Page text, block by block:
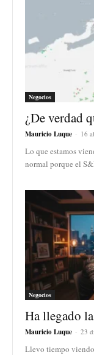
Negocios
¿De verdad
Mauricio Luque - 16
Lo que estamos
normal porque el
Negocios
Ha llegado
Mauricio Luque - 23
Llevo tiempo